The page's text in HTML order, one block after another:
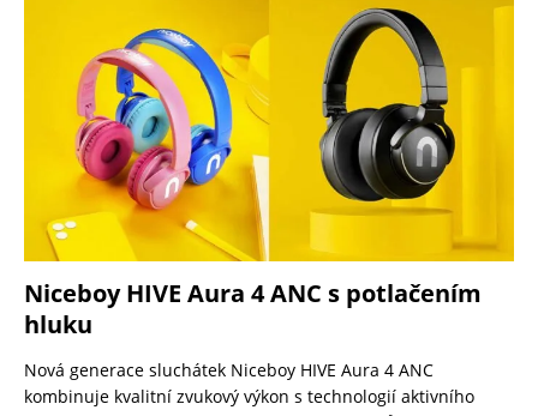
Niceboy HIVE Aura 4 ANC s potlačením
hluku
Nová generace sluchátek Niceboy HIVE Aura 4 ANC
kombinuje kvalitní zvukový výkon s technologií aktivního